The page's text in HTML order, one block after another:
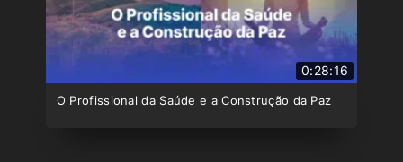
0:28:16
O Profissional da Saúde e a Construção da Paz